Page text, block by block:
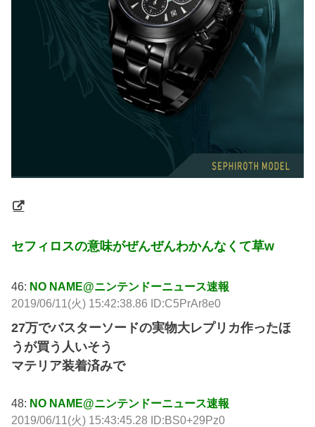
セフィロスの意味がぜんぜんわかんなくて草w
46: NO NAME@ニンテンドーニュース速報
2019/06/11(火) 15:42:38.86 ID:C5PrAr8e0
27万でバスターソードの実物大レプリカ作ったほ
うが買う人いそう
マテリア装着済みで
48: NO NAME@ニンテンドーニュース速報
2019/06/11(火) 15:43:45.28 ID:BS0+29Pz0